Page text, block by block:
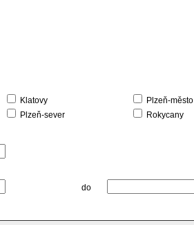
Klatovy
Plzeň-město
Plzeň-sever
Rokycany
do